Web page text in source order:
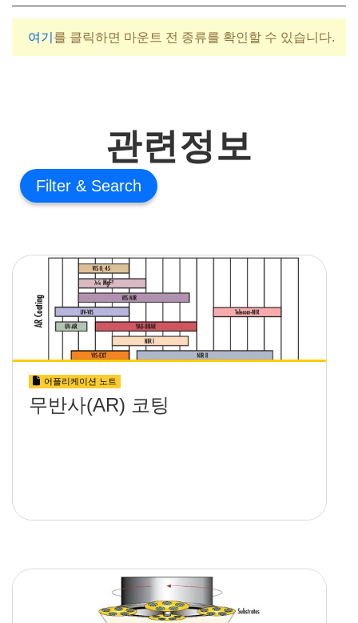
여기 를 클릭하면 마운트 전 종류를 확인할 수 있습니다.
관련정보
Filter
어플리케이션 노트
무반사(AR) 코팅